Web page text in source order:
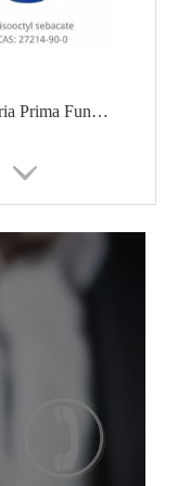
Pó Matéria Prima Funcional Diisooctil Sebacato
Solução Matéria Prima Funcional Diisooctil Sebacato